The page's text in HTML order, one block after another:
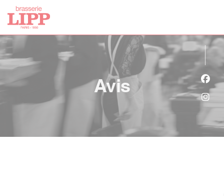
Personnalisation de vos choix en matière de cookies
Avis